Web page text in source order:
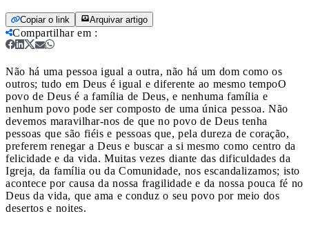
Copiar o link Arquivar artigo
Compartilhar em :
Não há uma pessoa igual a outra, não há um dom como os
outros; tudo em Deus é igual e diferente ao mesmo tempoO
povo de Deus é a família de Deus, e nenhuma família e
nenhum povo pode ser composto de uma única pessoa. Não
devemos maravilhar-nos de que no povo de Deus tenha
pessoas que são fiéis e pessoas que, pela dureza de coração,
preferem renegar a Deus e buscar a si mesmo como centro da
felicidade e da vida. Muitas vezes diante das dificuldades da
Igreja, da família ou da Comunidade, nos escandalizamos; isto
acontece por causa da nossa fragilidade e da nossa pouca fé no
Deus da vida, que ama e conduz o seu povo por meio dos
desertos e noites.